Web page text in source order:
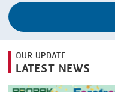
OUR UPDATE
LATEST NEWS